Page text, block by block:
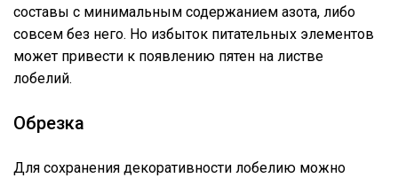
составы с минимальным содержанием азота, либо
совсем без него. Но избыток питательных элементов
может привести к появлению пятен на листве
лобелий.
Обрезка
Для сохранения декоративности лобелию можно